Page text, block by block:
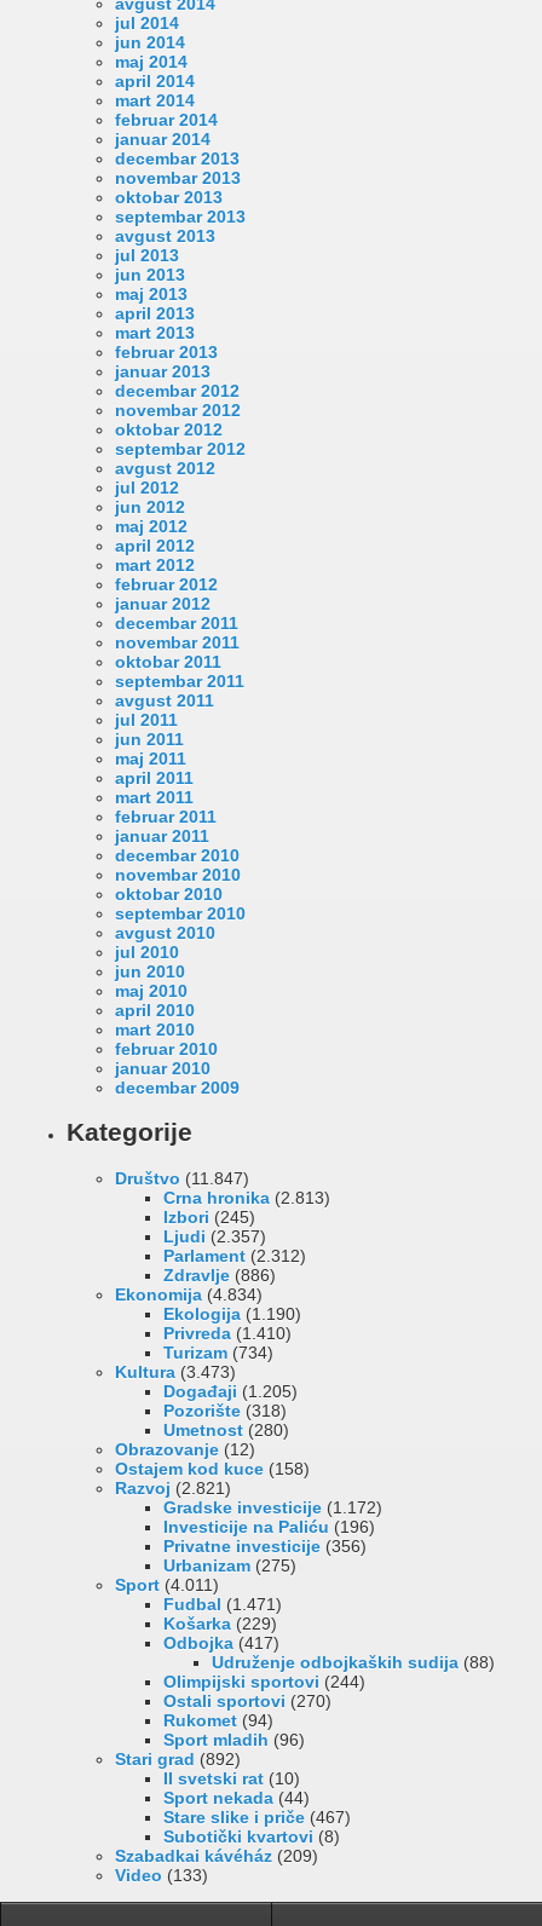
jul 2014
jun 2014
maj 2014
april 2014
mart 2014
februar 2014
januar 2014
decembar 2013
novembar 2013
oktobar 2013
septembar 2013
avgust 2013
jul 2013
jun 2013
maj 2013
april 2013
mart 2013
februar 2013
januar 2013
decembar 2012
novembar 2012
oktobar 2012
septembar 2012
avgust 2012
jul 2012
jun 2012
maj 2012
april 2012
mart 2012
februar 2012
januar 2012
decembar 2011
novembar 2011
oktobar 2011
septembar 2011
avgust 2011
jul 2011
jun 2011
maj 2011
april 2011
mart 2011
februar 2011
januar 2011
decembar 2010
novembar 2010
oktobar 2010
septembar 2010
avgust 2010
jul 2010
jun 2010
maj 2010
april 2010
mart 2010
februar 2010
januar 2010
decembar 2009
Kategorije
Društvo (11.847)
Crna hronika (2.813)
Izbori (245)
Ljudi (2.357)
Parlament (2.312)
Zdravlje (886)
Ekonomija (4.834)
Ekologija (1.190)
Privreda (1.410)
Turizam (734)
Kultura (3.473)
Događaji (1.205)
Pozorište (318)
Umetnost (280)
Obrazovanje (12)
Ostajem kod kuce (158)
Razvoj (2.821)
Gradske investicije (1.172)
Investicije na Paliću (196)
Privatne investicije (356)
Urbanizam (275)
Sport (4.011)
Fudbal (1.471)
Košarka (229)
Odbojka (417)
Udruženje odbojkaških sudija (88)
Olimpijski sportovi (244)
Ostali sportovi (270)
Rukomet (94)
Sport mladih (96)
Stari grad (892)
II svetski rat (10)
Sport nekada (44)
Stare slike i priče (467)
Subotički kvartovi (8)
Szabadkai kávéház (209)
Video (133)